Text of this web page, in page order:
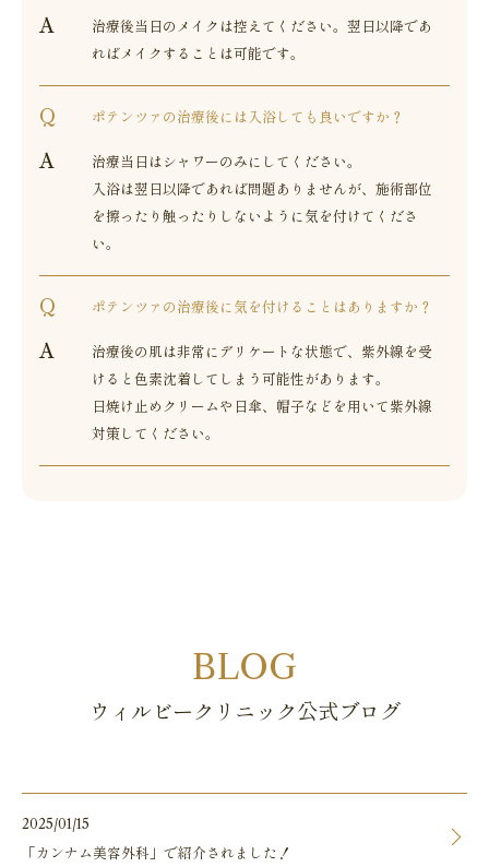
治療後当日のメイクは控えてください。翌日以降であ
ればメイクすることは可能です。
ポテンツァの治療後には入浴しても良いですか？
治療当日はシャワーのみにしてください。
入浴は翌日以降であれば問題ありませんが、施術部位
を擦ったり触ったりしないように気を付けてくださ
い。
ポテンツァの治療後に気を付けることはありますか？
治療後の肌は非常にデリケートな状態で、紫外線を受
けると色素沈着してしまう可能性があります。
日焼け止めクリームや日傘、帽子などを用いて紫外線
対策してください。
BLOG
ウィルビークリニック公式ブログ
2025/01/15
「カンナム美容外科」で紹介されました！